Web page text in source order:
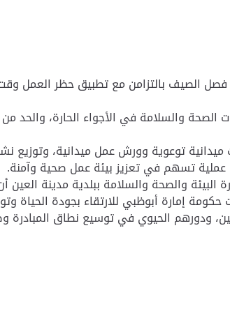
والسلامة في الأجواء الحارة،
توعوية وورش عمل ميدانية، وتوزيع
عملية تسهم في تعزيز بيئة عمل صحية وآمنة.
والصحة والسلامة ببلدية مدينة العين
إمارة أبوظبي للارتقاء بجودة الحياة
ودورهم الحيوي في توسيع نطاق